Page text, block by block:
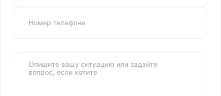
Номер телефона
Опишите вашу ситуацию или задайте
вопрос, если хотите